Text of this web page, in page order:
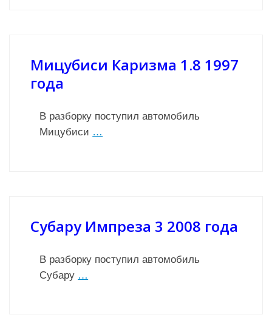
Мицубиси Каризма 1.8 1997
года
В разборку поступил автомобиль
Мицубиси …
Субару Импреза 3 2008 года
В разборку поступил автомобиль
Субару …